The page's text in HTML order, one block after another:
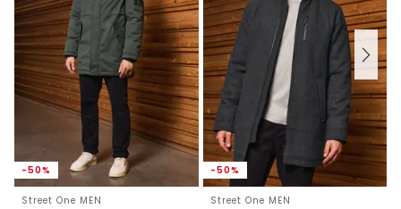
-50%
Street One MEN
-50%
Street One MEN